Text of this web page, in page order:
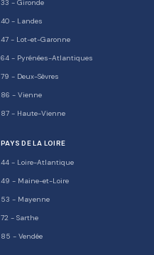
33 - Gironde
40 - Landes
47 - Lot-et-Garonne
64 - Pyrénées-Atlantiques
79 - Deux-Sèvres
86 - Vienne
87 - Haute-Vienne
PAYS DE LA LOIRE
44 - Loire-Atlantique
49 - Maine-et-Loire
53 - Mayenne
72 - Sarthe
85 - Vendée